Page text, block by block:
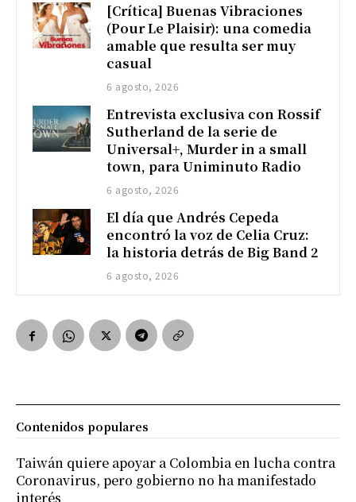
[Crítica] Buenas Vibraciones
(Pour Le Plaisir): una comedia
amable que resulta ser muy
casual
6 agosto, 2026
Entrevista exclusiva con Rossif
Sutherland de la serie de
Universal+, Murder in a small
town, para Uniminuto Radio
6 agosto, 2026
El día que Andrés Cepeda
encontró la voz de Celia Cruz:
la historia detrás de Big Band 2
6 agosto, 2026
Contenidos populares
Taiwán quiere apoyar a Colombia en lucha contra
Coronavirus, pero gobierno no ha manifestado
interés